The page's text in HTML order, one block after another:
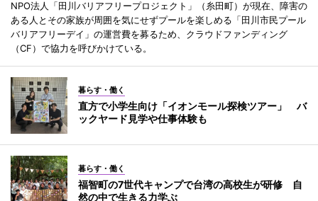
NPO法人「田川バリアフリープロジェクト」（糸田町）が現在、障害の
ある人とその家族が周囲を気にせずプールを楽しめる「田川市民プール
バリアフリーデイ」の運営費を募るため、クラウドファンディング
（CF）で協力を呼びかけている。
暮らす・働く
直方で小学生向け「イオンモール探検ツアー」 バ
ックヤード見学や仕事体験も
暮らす・働く
福智町の7世代キャンプで台湾の高校生が研修 自
然の中で生きる力学ぶ